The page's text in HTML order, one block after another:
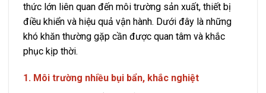
thức lớn liên quan đến môi trường sản xuất, thiết bị
điều khiển và hiệu quả vận hành. Dưới đây là những
khó khăn thường gặp cần được quan tâm và khắc
phục kịp thời.
1. Môi trường nhiều bụi bẩn, khắc nghiệt